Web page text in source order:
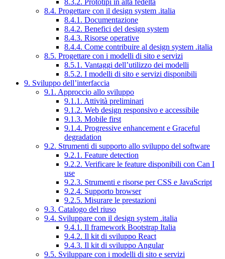
8.4. Progettare con il design system .italia
8.4.1. Documentazione
8.4.2. Benefici del design system
8.4.3. Risorse operative
8.4.4. Come contribuire al design system .italia
8.5. Progettare con i modelli di sito e servizi
8.5.1. Vantaggi dell’utilizzo dei modelli
8.5.2. I modelli di sito e servizi disponibili
9. Sviluppo dell’interfaccia
9.1. Approccio allo sviluppo
9.1.1. Attività preliminari
9.1.2. Web design responsivo e accessibile
9.1.3. Mobile first
9.1.4. Progressive enhancement e Graceful
degradation
9.2. Strumenti di supporto allo sviluppo del software
9.2.1. Feature detection
9.2.2. Verificare le feature disponibili con Can I
use
9.2.3. Strumenti e risorse per CSS e JavaScript
9.2.4. Supporto browser
9.2.5. Misurare le prestazioni
9.3. Catalogo del riuso
9.4. Sviluppare con il design system .italia
9.4.1. Il framework Bootstrap Italia
9.4.2. Il kit di sviluppo React
9.4.3. Il kit di sviluppo Angular
9.5. Sviluppare con i modelli di sito e servizi